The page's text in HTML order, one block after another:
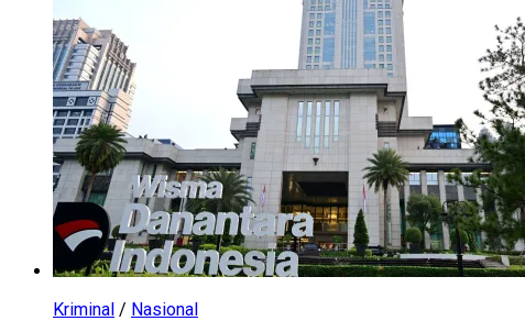
Kriminal / Nasional